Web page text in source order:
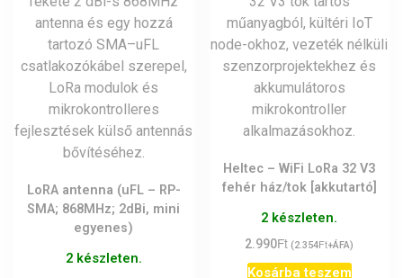
LoRA antenna (uFL – RP-
SMA; 868MHz; 2dBi, mini
egyenes)
2 készleten.
Heltec – WiFi LoRa 32 V3
fehér ház/tok [akkutartó]
2 készleten.
2.990Ft (2.354Ft+ÁFA)
Kosárba teszem